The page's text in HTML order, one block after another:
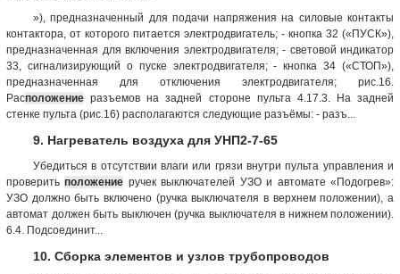
»), предназначенный для подачи напряжения на силовые контакты
контактора, от которого питается электродвигатель; - кнопка 32 («ПУСК»),
предназначенная для включения электродвигателя; - световой индикатор
33, сигнализирующий о пуске электродвигателя; - кнопка 34 («СТОП»),
предназначенная для отключения электродвигателя; рис.16.
Расположение разъемов на задней стороне пульта 4.17.3. На задней
стенке пульта (рис.16) располагаются следующие разъёмы: - разъ...
9. Нагреватель воздуха для УНП2-7-65
Убедиться в отсутствии влаги или грязи внутри пульта управления и
проверитьположение ручек выключателей УЗО и автомате «Подогрев»:
УЗО должно быть включено (ручка выключателя в верхнем положении), а
автомат должен быть выключен (ручка выключателя в нижнем положении).
6.4. Подсоединит...
10. Сборка элементов и узлов трубопроводов